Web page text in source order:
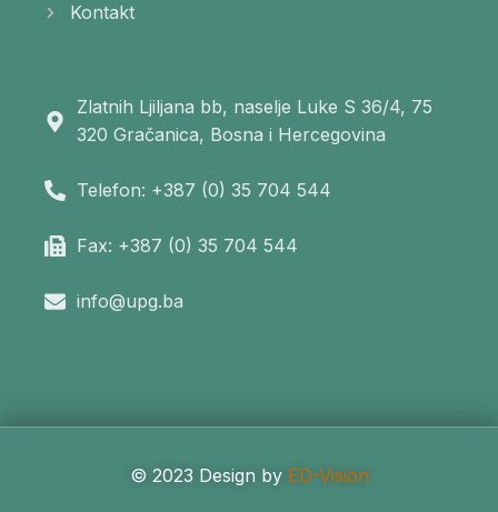
Kontakt
Zlatnih Ljiljana bb, naselje Luke S 36/4, 75
320 Gračanica, Bosna i Hercegovina
Telefon: +387 (0) 35 704 544
Fax: +387 (0) 35 704 544
info@upg.ba
© 2023 Design by ED-Vision